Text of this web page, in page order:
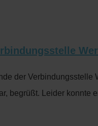
der
begrüßt. Leider